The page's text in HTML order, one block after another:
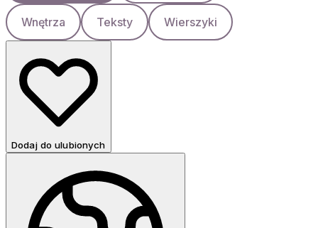
Wnętrza Teksty Wierszyki
Dodaj do ulubionych